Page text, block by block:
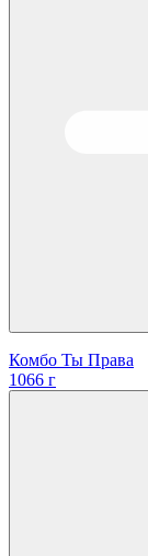
Комбо Ты Права
1066 г